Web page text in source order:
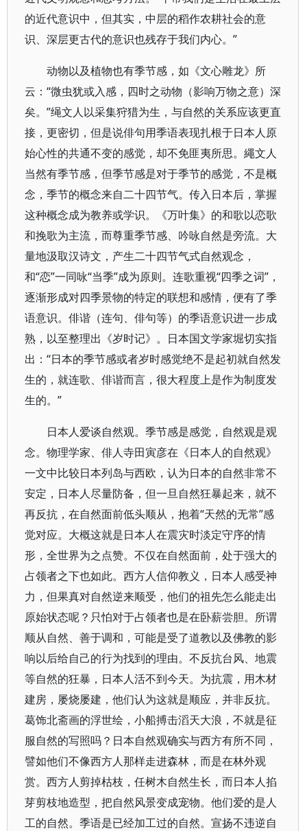
的近代意识中，但其实，中层的稻作农耕社会的意
识、深层更古代的意识也残存于我们内心。”
动物以及植物也有季节感，如《文心雕龙》所
云：“微虫犹或入感，四时之动物（影响万物之意）深
矣。”绳文人以采集狩猎为生，与自然的关系应该更直
接，更密切，但是说俳句用季语表现扎根于日本人原
始心性的共通不变的感觉，却不免匪夷所思。繩文人
当然有季节感，但季节感是对于季节的感觉，不是概
念，季节的概念来自二十四节气。传入日本后，掌握
这种概念成为教养或学识。《万叶集》的和歌以恋歌
和挽歌为主流，而尊重季节感、吟咏自然是旁流。大
量地汲取汉诗文，产生二十四节气式自然观念，
和“恋”一同咏“当季”成为原则。连歌重视“四季之词”，
逐渐形成对四季景物的特定的联想和感情，便有了季
语意识。俳谐（连句、俳句等）的季语意识进一步成
熟，以至整理出《岁时记》。日本国文学家堀切实指
出：“日本的季节感或者岁时感觉绝不是起初就自然发
生的，就连歌、俳谐而言，很大程度上是作为制度发
生的。”
日本人爱谈自然观。季节感是感觉，自然观是观
念。物理学家、俳人寺田寅彦在《日本人的自然观》
一文中比较日本列岛与西欧，认为日本的自然非常不
安定，日本人尽量防备，但一旦自然狂暴起来，就不
再反抗，在自然面前低头顺从，抱着“天然的无常”感
觉对应。大概这就是日本人在震灾时淡定守序的情
形，全世界为之点赞。不仅在自然面前，处于强大的
占领者之下也如此。西方人信仰教义，日本人感受神
力，但果真对自然逆来顺受，他们的祖先怎么能走出
原始状态呢？只怕对于占领者也是在卧薪尝胆。所谓
顺从自然、善于调和，可能是受了道教以及佛教的影
响以后给自己的行为找到的理由。不反抗台风、地震
等自然的狂暴，日本人活不到今天。为抗震，用木材
建房，屡烧屡建，他们认为这就是顺应，并非反抗。
葛饰北斋画的浮世绘，小船搏击滔天大浪，不就是征
服自然的写照吗？日本自然观确实与西方有所不同，
譬如他们不像西方人那样走进森林，而是在林外观
赏。西方人剪掉枯枝，任树木自然生长，而日本人掐
芽剪枝地造型，把自然风景变成宠物。他们爱的是人
工的自然。季语是已经加工过的自然。宣扬不违逆自